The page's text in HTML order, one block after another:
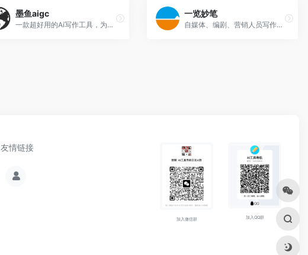
墨鱼aigc
一款超好用的Ai写作工具，为用户提供一键生成营销广告、原创文案、写作辅助等文字生成服务。
一览妙笔
自媒体、编剧、营销人员写作工具
友情链接
加入微信群 加入QQ群